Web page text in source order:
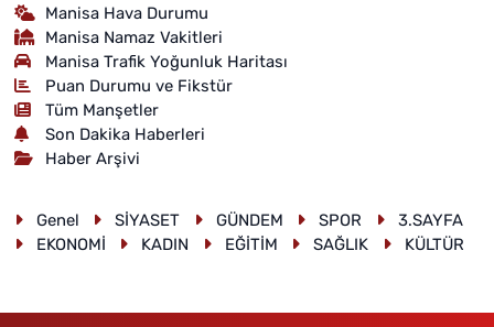
Manisa Hava Durumu
Manisa Namaz Vakitleri
Manisa Trafik Yoğunluk Haritası
Puan Durumu ve Fikstür
Tüm Manşetler
Son Dakika Haberleri
Haber Arşivi
Genel SİYASET GÜNDEM SPOR
3.SAYFA
EKONOMİ
KADIN EĞİTİM SAĞLIK KÜLTÜR